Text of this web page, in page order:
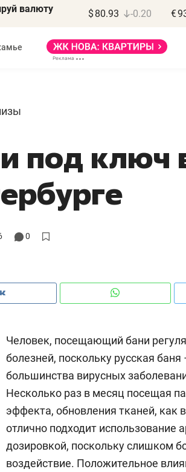
валюту $ 80.93 -0.20 €
под ключ
0
Человек, посещающий бани
болезней, поскольку русская
большинства вирусных
Несколько раз в месяц посещая
эффекта, обновления тканей, как
отлично подходит использование
дозировкой, поскольку слишком
воздействие. Положительное
Василь Мазитов
МАРТ
«Не зная местных
правил, бизнес может
потерять минимум
рынки, почему надо знать аксакалов и
чем интересен Оман?